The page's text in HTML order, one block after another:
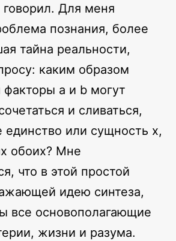
говорил. Для меня
познания, более
тайна реальности,
каким образом
a и b могут
и сливаться,
единство или сущность x,
обоих? Мне
что в этой простой
идею синтеза,
все основополагающие
жизни и разума.